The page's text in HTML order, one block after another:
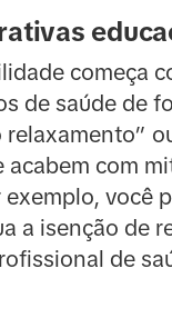
começa
de saúde de
acabem com
exemplo, você
a isenção de
de